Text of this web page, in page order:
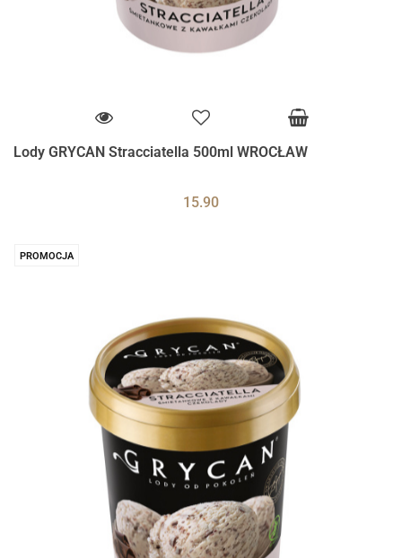
Lody GRYCAN Stracciatella 500ml WROCŁAW
15.90
PROMOCJA